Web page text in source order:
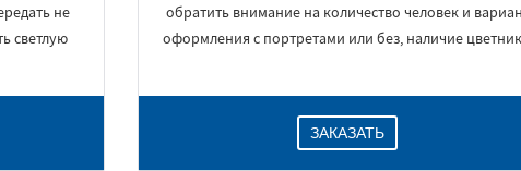
не
светлую
обратить внимание на количество человек и
оформления с портретами или без, наличие
ЗАКАЗАТЬ
Даю согласие на обработку персональных данных